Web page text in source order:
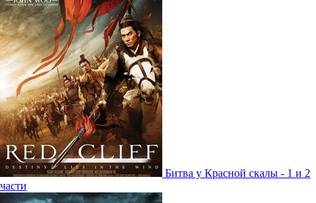
Битва у Красной скалы - 1 и 2
части